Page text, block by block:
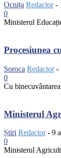
Ocnița Redactor -
0
Ministerul
Procesiunea
Soroca Redactor -
0
Cu
Ministerul
Știri Redactor - 9
0
Ministerul